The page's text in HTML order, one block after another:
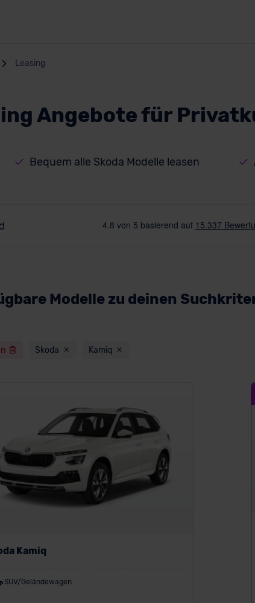
Leasing
Angebote für
Bequem alle Skoda Modelle leasen
Modelle zu deinen
Skoda Kamiq
Kamiq
SUV/Geländewagen